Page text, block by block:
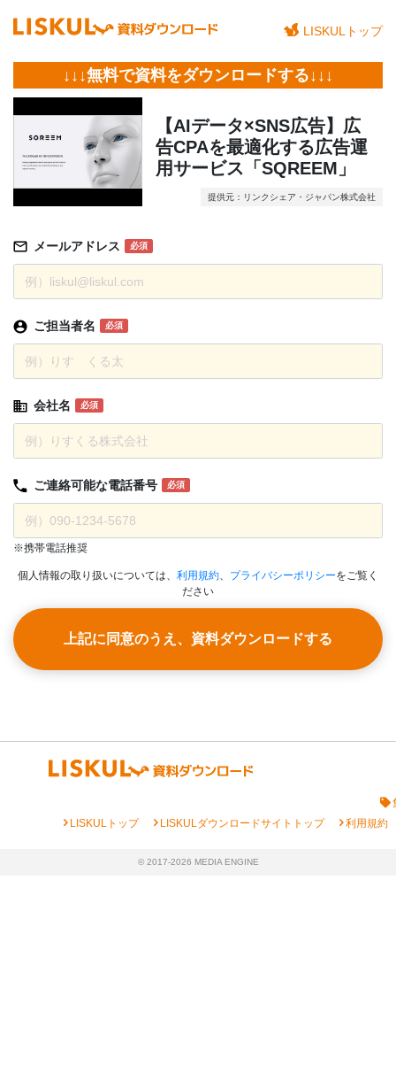
LISKULトップ
↓↓↓無料で資料をダウンロードする↓↓↓
【AIデータ×SNS広告】広
告CPAを最適化する広告運
用サービス「SQREEM」
提供元：リンクシェア・ジャパン株式会社
メールアドレス 必須
ご担当者名 必須
会社名 必須
ご連絡可能な電話番号 必須
※携帯電話推奨
個人情報の取り扱いについては、 利用規約、 プライバシーポリシーをご覧く
ださい
上記に同意のうえ、資料ダウンロードする
chevron_rightLISKULトップ chevron_rightLISKULダウンロードサイトトップ chevron_right利用規約
© 2017-2026 MEDIA ENGINE